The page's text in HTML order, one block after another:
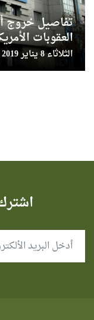
تفاصيل خروج
العقوبات
الثلاثاء 8 يناير 2019 - 15:46:26